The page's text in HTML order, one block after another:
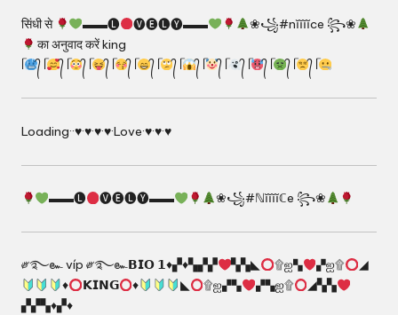
सिंधी से ▬▬🅛 🅥🅔🅛🅨▬▬
❀꧁#nĭĭĭĭce ꧂❀
का अनुवाद करें king
ᥬ
᭄ ᥬ ᭄ ᥬ ᭄ ᥬ ᭄ ᥬ ᭄ ᥬ ᭄ ᥬ ᭄ ᥬ ᭄ ᥬ ᭄ ᥬ ᭄ ᥬ ᭄ ᥬ ᭄ ᥬ ᭄ ᥬ
Loading··♥·♥·♥·♥·Love·♥·♥·♥
▬▬🅛 🅥🅔🅛🅨▬▬ ❀꧁#ℕĭĭĭĭℂe ꧂❀
༗࿐๛ víp ༗࿐๛𝗕𝗜𝗢 𝟭♦️▞♦️▚▞▞ ▚▚◣ ۩ஐ▚ ▞ஐ۩
◢
♦️
𝗞𝗜𝗡𝗚 ♦️ ◣ ۩ஐ▞▚ ▞▚ஐ۩
◢▚▚
▞▞▚♦️▞♦️